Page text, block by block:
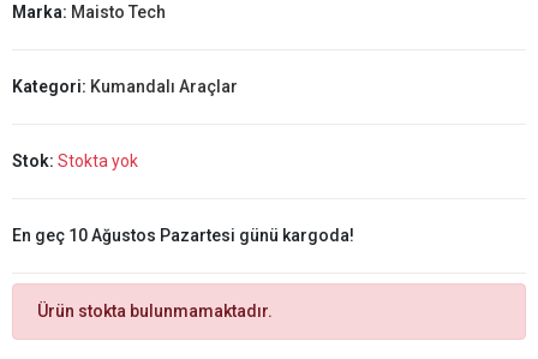
Marka: Maisto Tech
Kategori: Kumandalı Araçlar
Stok: Stokta yok
En geç 10 Ağustos Pazartesi günü kargoda!
Ürün stokta bulunmamaktadır.